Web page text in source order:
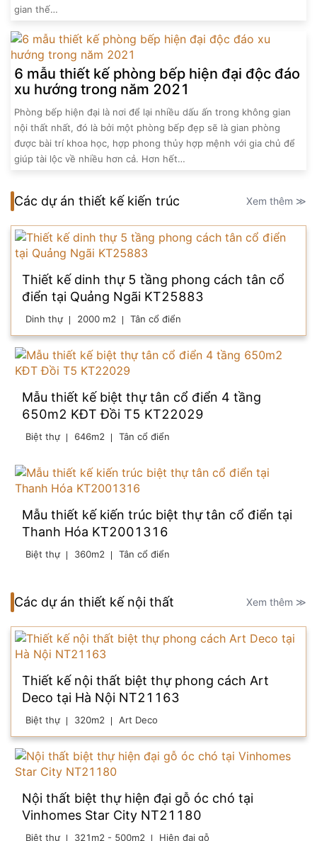
gian thế…
6 mẫu thiết kế phòng bếp hiện đại độc đáo
xu hướng trong năm 2021
Phòng bếp hiện đại là nơi để lại nhiều dấu ấn trong không gian
nội thất nhất, đó là bởi một phòng bếp đẹp sẽ là gian phòng
được bài trí khoa học, hợp phong thủy hợp mệnh với gia chủ để
giúp tài lộc về nhiều hơn cả. Hơn hết…
Các dự án thiết kế kiến trúc Xem thêm ≫
Thiết kế dinh thự 5 tầng phong cách tân cổ
điển tại Quảng Ngãi KT25883
Dinh thự 2000 m2 Tân cổ điển
Mẫu thiết kế biệt thự tân cổ điển 4 tầng
650m2 KĐT Đồi T5 KT22029
Biệt thự 646m2 Tân cổ điển
Mẫu thiết kế kiến trúc biệt thự tân cổ điển tại
Thanh Hóa KT2001316
Biệt thự 360m2 Tân cổ điển
Các dự án thiết kế nội thất Xem thêm ≫
Thiết kế nội thất biệt thự phong cách Art
Deco tại Hà Nội NT21163
Biệt thự 320m2 Art Deco
Nội thất biệt thự hiện đại gỗ óc chó tại
Vinhomes Star City NT21180
Biệt thự 321m2 - 500m2 Hiện đại gỗ